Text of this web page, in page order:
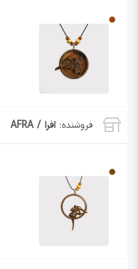
فروشنده: افرا / AFRA